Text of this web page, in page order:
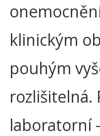
klinickým
pouhým
rozlišitelná.
laboratorní